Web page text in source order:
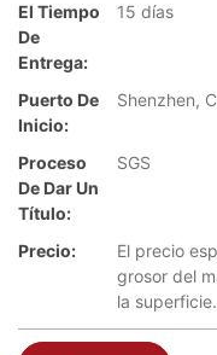
El Tiempo
De
Entrega:
15 días
Puerto De
Inicio:
Shenzhen,
Proceso
De Dar Un
Título:
SGS
Precio:
El precio
grosor del
la superficie.